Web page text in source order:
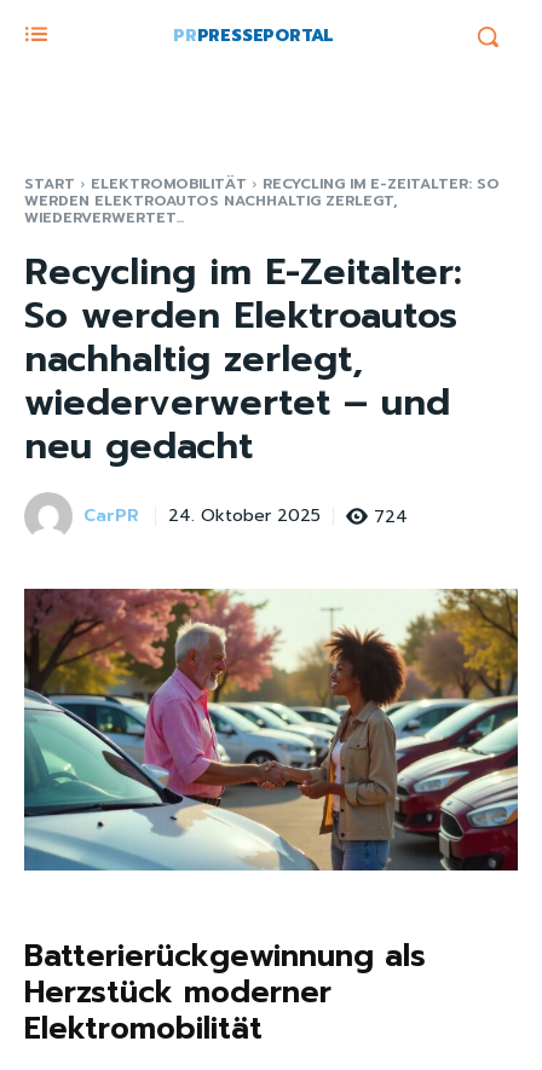
PRPRESSEPORTAL
START ELEKTROMOBILITÄT RECYCLING IM E-ZEITALTER: SO
WERDEN ELEKTROAUTOS NACHHALTIG ZERLEGT,
WIEDERVERWERTET...
Recycling im E-Zeitalter:
So werden Elektroautos
nachhaltig zerlegt,
wiederverwertet – und
neu gedacht
CarPR 24. Oktober 2025 724
Batterierückgewinnung als
Herzstück moderner
Elektromobilität